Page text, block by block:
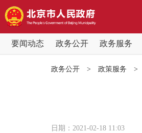
要闻动态 政务公开 政务服务
政务公开 > 政策服务 >
日期：2021-02-18 11:03